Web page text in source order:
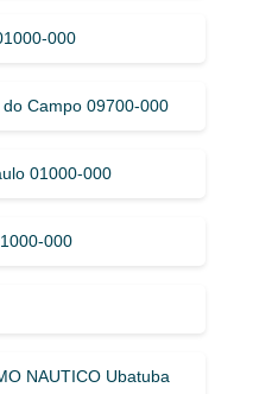
000
Campo 09700-000
01000-000
000
NAUTICO Ubatuba